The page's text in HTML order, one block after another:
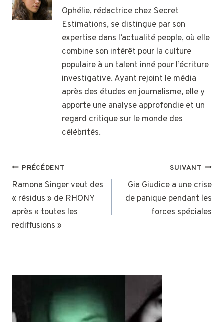
Ophélie, rédactrice chez Secret
Estimations, se distingue par son
expertise dans l’actualité people, où elle
combine son intérêt pour la culture
populaire à un talent inné pour l’écriture
investigative. Ayant rejoint le média
après des études en journalisme, elle y
apporte une analyse approfondie et un
regard critique sur le monde des
célébrités.
NAVIGATION
DE
L’ARTICLE
PRÉCÉDENT
Ramona Singer veut des
« résidus » de RHONY
après « toutes les
rediffusions »
SUIVANT
Gia Giudice a une crise
de panique pendant les
forces spéciales